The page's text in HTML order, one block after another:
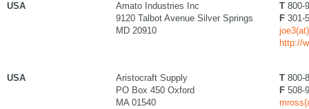
USA
Amato Industries Inc
9120 Talbot Avenue Silver Springs
MD 20910
T 800-
F 301-
http://
USA
Aristocraft Supply
PO Box 450 Oxford
MA 01540
T 800-
F 508-